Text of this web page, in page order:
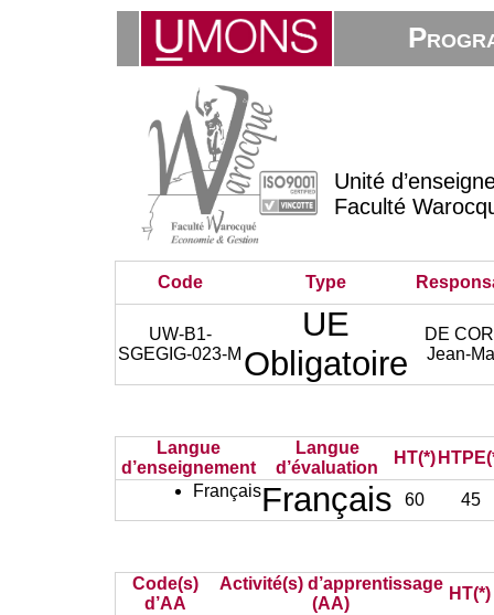
Unité
Faculté
Code Type
UW-B1-
SGEGIG-023-M
UE
Obligatoire
DE
Jean-
Langue
d’enseignement
Langue
d’évaluation
HT(*)
FrançaisFrançais 60 45
Code(s)
d’AA
Activité(s) d’apprentissage
(AA)
HT(*)